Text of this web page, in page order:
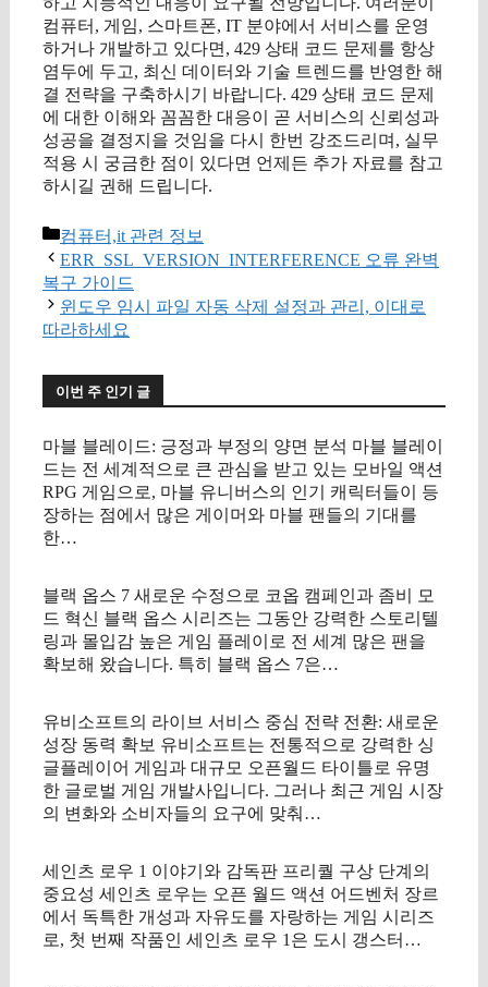
컴퓨터, 게임, 스마트폰, IT 분야에서 서비스를 운영
하거나 개발하고 있다면, 429 상태 코드 문제를 항상
염두에 두고, 최신 데이터와 기술 트렌드를 반영한 해
결 전략을 구축하시기 바랍니다. 429 상태 코드 문제
에 대한 이해와 꼼꼼한 대응이 곧 서비스의 신뢰성과
성공을 결정지을 것임을 다시 한번 강조드리며, 실무
적용 시 궁금한 점이 있다면 언제든 추가 자료를 참고
하시길 권해 드립니다.
카
테
고
리
컴퓨터,it 관련 정보
ERR_SSL_VERSION_INTERFERENCE 오류 완벽
복구 가이드
윈도우 임시 파일 자동 삭제 설정과 관리, 이대로
따라하세요
이번 주 인기 글
마블 블레이드: 긍정과 부정의 양면 분석 마블 블레이
드는 전 세계적으로 큰 관심을 받고 있는 모바일 액션
RPG 게임으로, 마블 유니버스의 인기 캐릭터들이 등
장하는 점에서 많은 게이머와 마블 팬들의 기대를
한…
블랙 옵스 7 새로운 수정으로 코옵 캠페인과 좀비 모
드 혁신 블랙 옵스 시리즈는 그동안 강력한 스토리텔
링과 몰입감 높은 게임 플레이로 전 세계 많은 팬을
확보해 왔습니다. 특히 블랙 옵스 7은…
유비소프트의 라이브 서비스 중심 전략 전환: 새로운
성장 동력 확보 유비소프트는 전통적으로 강력한 싱
글플레이어 게임과 대규모 오픈월드 타이틀로 유명
한 글로벌 게임 개발사입니다. 그러나 최근 게임 시장
의 변화와 소비자들의 요구에 맞춰…
세인츠 로우 1 이야기와 감독판 프리퀄 구상 단계의
중요성 세인츠 로우는 오픈 월드 액션 어드벤처 장르
에서 독특한 개성과 자유도를 자랑하는 게임 시리즈
로, 첫 번째 작품인 세인츠 로우 1은 도시 갱스터…